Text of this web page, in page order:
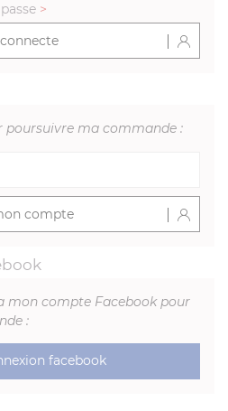
>
poursuivre ma commande :
compte
mon compte Facebook pour
:
facebook